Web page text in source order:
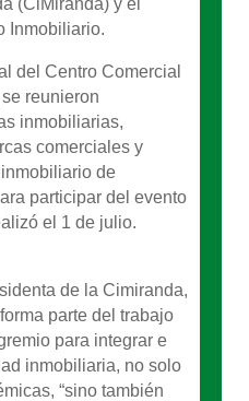
(CiMiranda) y el
Inmobiliario.
del Centro Comercial
reunieron
inmobiliarias,
comerciales y
de
participar del evento
el 1 de julio.
de la Cimiranda,
parte del trabajo
para integrar e
inmobiliaria, no solo
“sino también